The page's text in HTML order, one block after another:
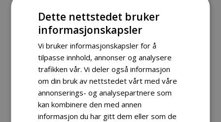
hageverktøyet.
Funksjoner:
Utstyrt med en sterk 52cc
bensinmotor for effektiv og pålitelig ytelse i alle
hageoppgaver.
Allsidig 42cm Kuttbredde:
Håndterer ulike klippeoppgaver,
fra å trimme gress til å rydde tykkere busker med letthet.
3-i-1 Funksjonalitet:Bytt enkelt mellom en gressklipper,
buskskjærer og børstehodet for å håndtere de ulike
Dette nettstedet bruker
informasjonskapsler
Vi bruker informasjonskapsler for å
tilpasse innhold, annonser og analysere
trafikken vår. Vi deler også informasjon
om din bruk av nettstedet vårt med våre
annonserings- og analysepartnere som
kan kombinere den med annen
informasjon du har gitt dem eller som de